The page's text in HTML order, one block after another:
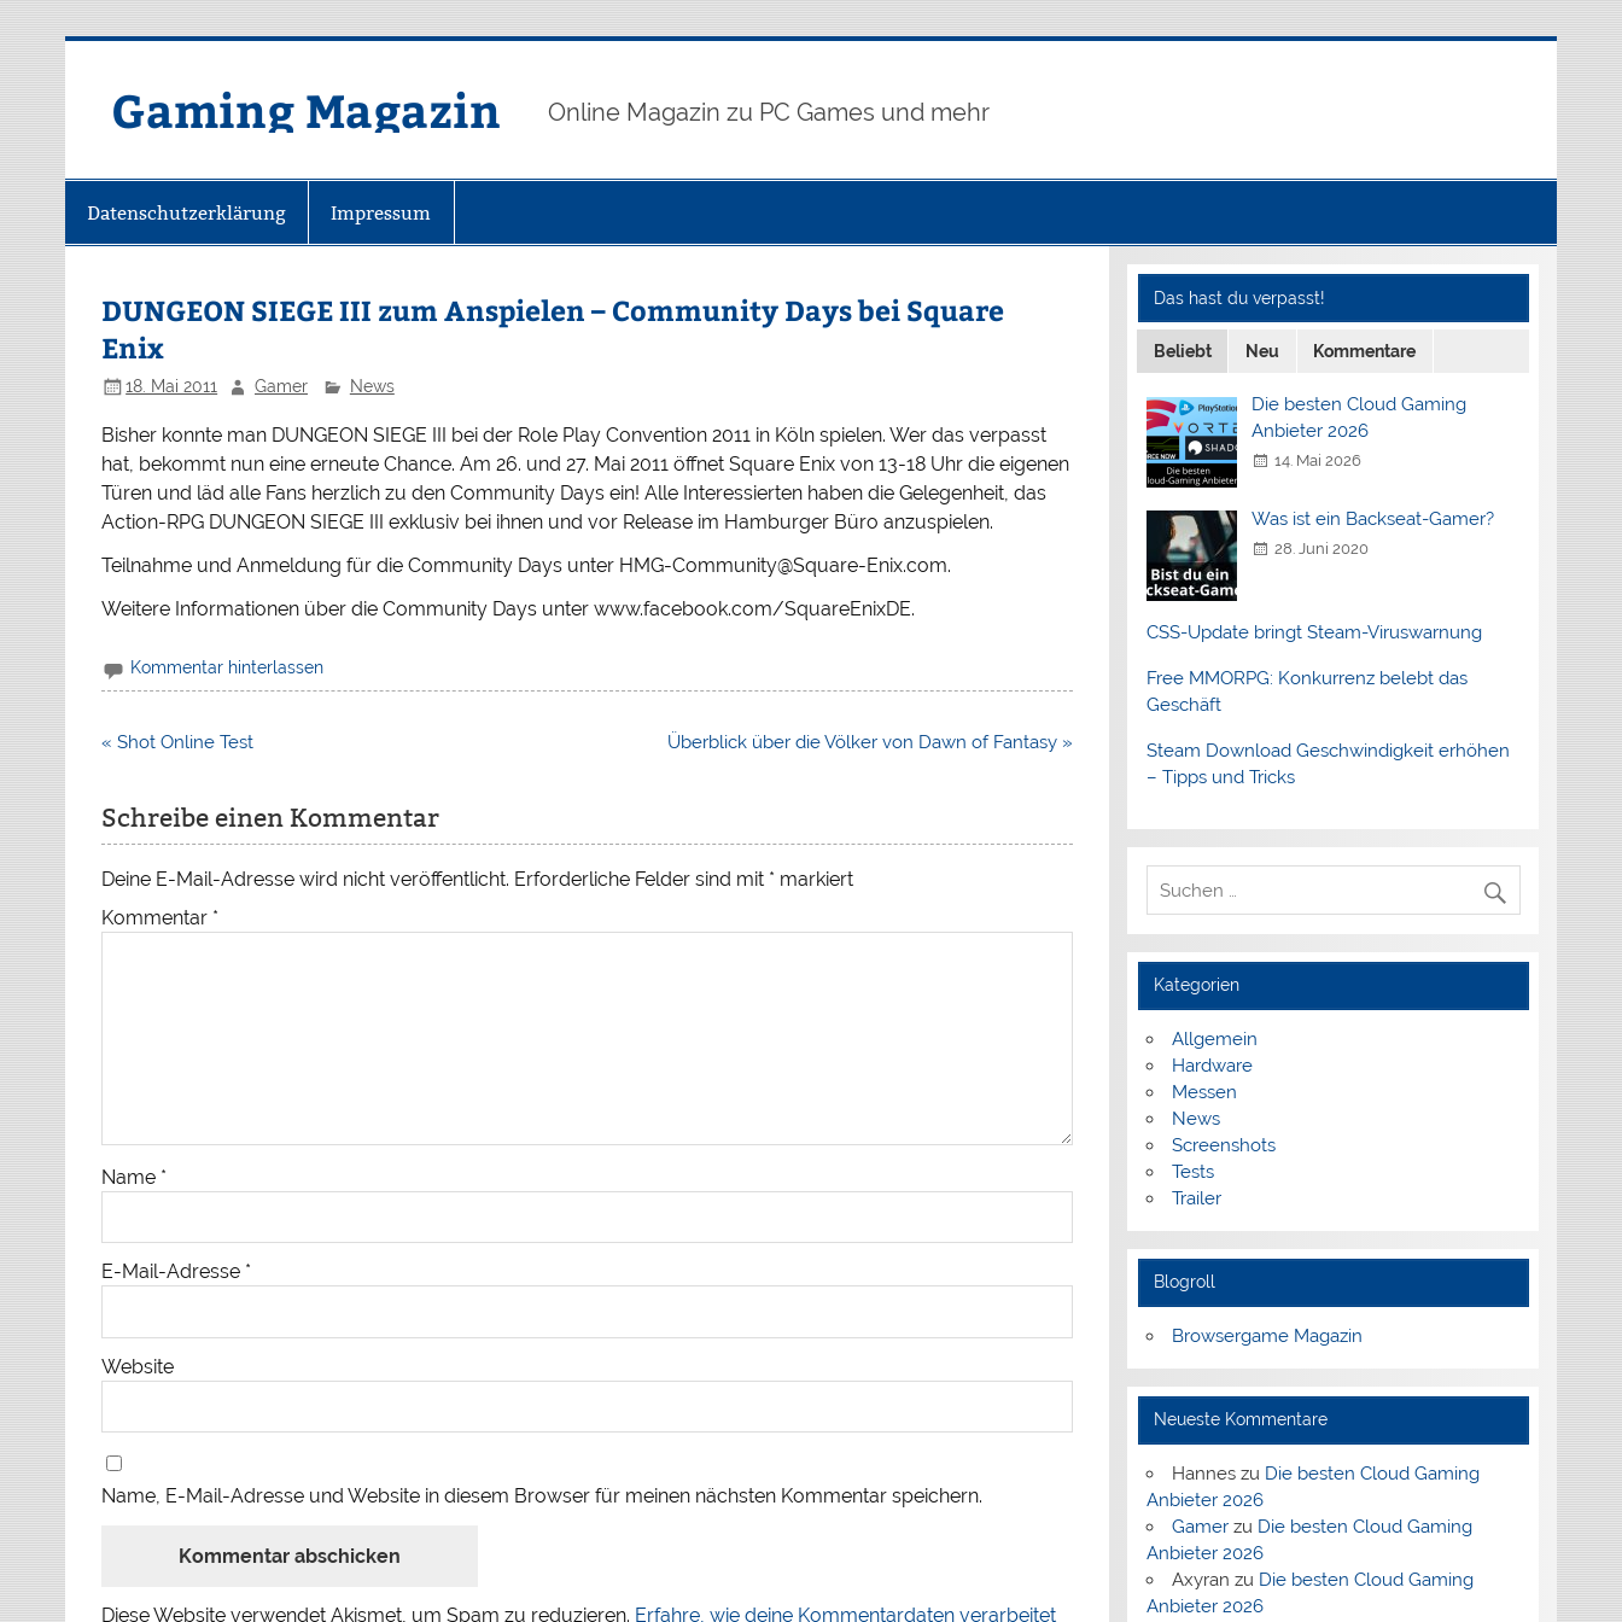
Gaming Magazin Online Magazin zu PC Games und mehr
Datenschutzerklärung Impressum
DUNGEON SIEGE III zum Anspielen – Community Days bei Square
Enix
18. Mai 2011 Gamer News
Bisher konnte man DUNGEON SIEGE III bei der Role Play Convention 2011 in Köln spielen. Wer das verpasst
hat, bekommt nun eine erneute Chance. Am 26. und 27. Mai 2011 öffnet Square Enix von 13-18 Uhr die eigenen
Türen und läd alle Fans herzlich zu den Community Days ein! Alle Interessierten haben die Gelegenheit, das
Action-RPG DUNGEON SIEGE III exklusiv bei ihnen und vor Release im Hamburger Büro anzuspielen.
Teilnahme und Anmeldung für die Community Days unter HMG-Community@Square-Enix.com.
Weitere Informationen über die Community Days unter www.facebook.com/SquareEnixDE.
Kommentar hinterlassen
Beitragsnavigation
« Shot Online Test Überblick über die Völker von Dawn of Fantasy »
Schreibe einen Kommentar
Deine E-Mail-Adresse wird nicht veröffentlicht. Erforderliche Felder sind mit * markiert
Kommentar *
Name *
E-Mail-Adresse *
Website
Name, E-Mail-Adresse und Website in diesem Browser für meinen nächsten Kommentar speichern.
Diese Website verwendet Akismet, um Spam zu reduzieren. Erfahre, wie deine Kommentardaten verarbeitet
Das hast du verpasst!
Beliebt Neu Kommentare
Die besten Cloud Gaming
Anbieter 2026
14. Mai 2026
Was ist ein Backseat-Gamer?
28. Juni 2020
CSS-Update bringt Steam-Viruswarnung
Free MMORPG: Konkurrenz belebt das
Geschäft
Steam Download Geschwindigkeit erhöhen
– Tipps und Tricks
Kategorien
Allgemein
Hardware
Messen
News
Screenshots
Tests
Trailer
Blogroll
Browsergame Magazin
Neueste Kommentare
Hanneszu Die besten Cloud Gaming
Anbieter 2026
Gamerzu Die besten Cloud Gaming
Anbieter 2026
Axyran zu Die besten Cloud Gaming
Anbieter 2026